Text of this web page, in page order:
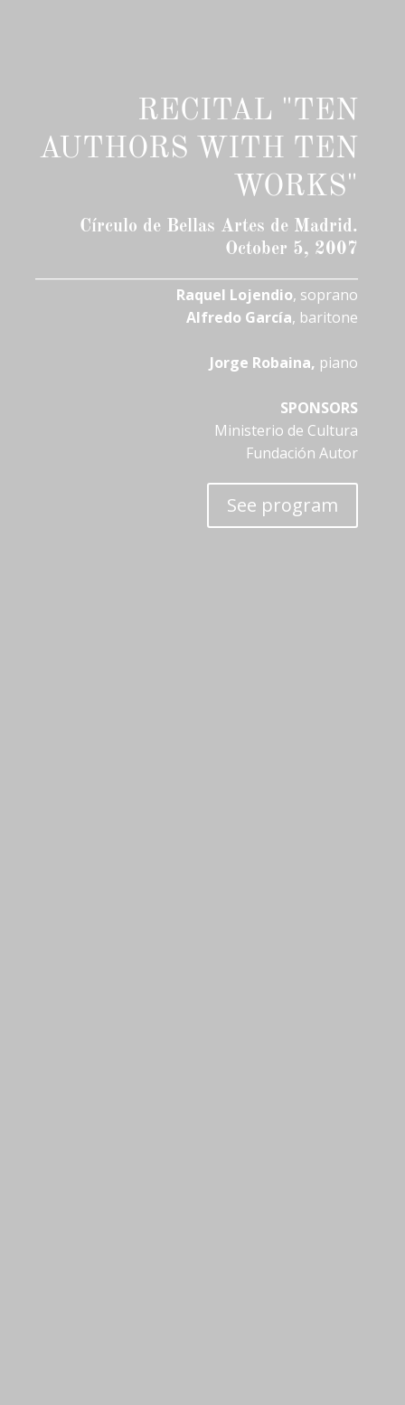
RECITAL "TEN
AUTHORS WITH TEN
WORKS"
Círculo de Bellas Artes de Madrid.
October 5, 2007
Raquel Lojendio, soprano
Alfredo García, baritone
Jorge Robaina, piano
SPONSORS
Ministerio de Cultura
Fundación Autor
See program